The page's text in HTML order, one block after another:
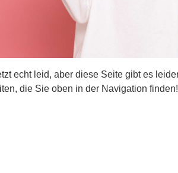
echt leid, aber diese Seite gibt es
die Sie oben in der Navigation finden!